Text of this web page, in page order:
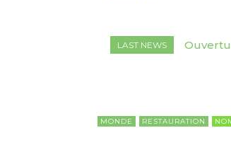
U
I
LAST NEWS
MONDE RESTAURATION